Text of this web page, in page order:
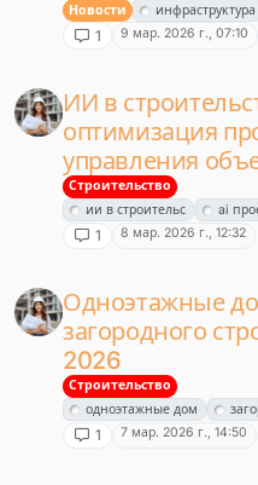
Новости инфраструктура
1 9 мар. 2026 г., 07:10
ИИ в
оптимизация
управления
Строительство
ии в строительс
ai
1 8 мар. 2026 г., 12:32
Одноэтажные
загородного
2026
Строительство
одноэтажные дом
1 7 мар. 2026 г., 14:50